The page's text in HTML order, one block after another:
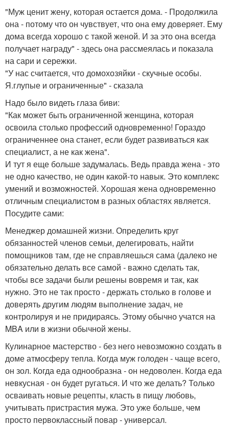
"Муж ценит жену, которая остается дома. - Продолжила
она - потому что он чувствует, что она ему доверяет. Ему
дома всегда хорошо с такой женой. И за это она всегда
получает награду" - здесь она рассмеялась и показала
на сари и сережки.
"У нас считается, что домохозяйки - скучные особы.
Я.глупые и ограниченные" - сказала
Надо было видеть глаза биви:
"Как может быть ограниченной женщина, которая
освоила столько профессий одновременно! Гораздо
ограниченнее она станет, если будет развиваться как
специалист, а не как жена".
И тут я еще больше задумалась. Ведь правда жена - это
не одно качество, не один какой-то навык. Это комплекс
умений и возможностей. Хорошая жена одновременно
отличным специалистом в разных областях является.
Посудите сами:
Менеджер домашней жизни. Определить круг
обязанностей членов семьи, делегировать, найти
помощников там, где не справляешься сама (далеко не
обязательно делать все самой - важно сделать так,
чтобы все задачи были решены вовремя и так, как
нужно. Это не так просто - держать столько в голове и
доверять другим людям выполнение задач, не
контролируя и не придираясь. Этому обычно учатся на
MBA или в жизни обычной жены.
Кулинарное мастерство - без него невозможно создать в
доме атмосферу тепла. Когда муж голоден - чаще всего,
он зол. Когда еда однообразна - он недоволен. Когда еда
невкусная - он будет ругаться. И что же делать? Только
осваивать новые рецепты, класть в пищу любовь,
учитывать пристрастия мужа. Это уже больше, чем
просто первоклассный повар - универсал.